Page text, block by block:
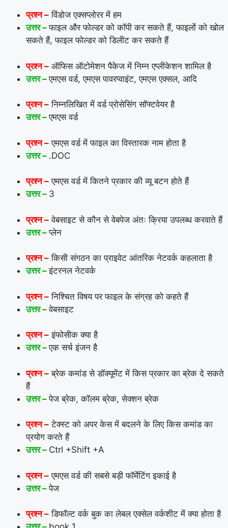
प्रश्न – विंडोज एक्सप्लोरर में हम
उत्तर –फाइल और फोल्डर को कॉपी कर सकते हैं, फाइलों को खोल
सकते हैं, फाइल फोल्डर को डिलीट कर सकते हैं
प्रश्न – ऑफिस ऑटोमेशन पैकेज में निम्न एप्लीकेशन शामिल है
उत्तर –एमएस वर्ड, एमएस पावरप्वाइंट, एमएस एक्सल, आदि
प्रश्न – निम्नलिखित में वर्ड प्रोसेसिंग सॉफ्टवेयर है
उत्तर –एमएस वर्ड
प्रश्न – एमएस वर्ड में फाइल का विस्तारक नाम होता है
उत्तर – .DOC
प्रश्न – एमएस वर्ड में कितने प्रकार की व्यू बटन होते हैं
उत्तर – 3
प्रश्न – वेबसाइट से कौन से वेबपेज अंतः क्रिया उपलब्ध करवाते हैं
उत्तर –प्लेन
प्रश्न – किसी संगठन का प्राइवेट आंतरिक नेटवर्क कहलाता है
उत्तर –इंटरनल नेटवर्क
प्रश्न – निश्चित विषय पर फाइल के संग्रह को कहते हैं
उत्तर –वेबसाइट
प्रश्न – इंफोसीक क्या है
उत्तर –एक सर्च इंजन है
प्रश्न – ब्रेक कमांड से डॉक्यूमेंट में किस प्रकार का ब्रेक दे सकते
हैं
उत्तर –पेज ब्रेक, कॉलम ब्रेक, सेक्शन ब्रेक
प्रश्न – टेक्स्ट को अपर केस में बदलने के लिए किस कमांड का
प्रयोग करते हैं
उत्तर – Ctrl +Shift +A
प्रश्न – एमएस वर्ड की सबसे बड़ी फॉर्मेटिंग इकाई है
उत्तर –पेज
प्रश्न – डिफॉल्ट वर्क बुक का लेबल एक्सेल वर्कशीट में क्या होता है